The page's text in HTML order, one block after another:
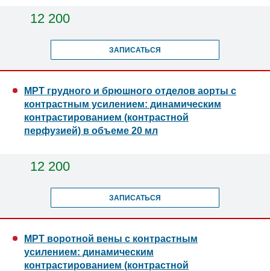
12 200
ЗАПИСАТЬСЯ
МРТ грудного и брюшного отделов аорты с
контрастным усилением: динамическим
контрастированием (контрастной
перфузией) в объеме 20 мл
12 200
ЗАПИСАТЬСЯ
МРТ воротной вены с контрастным
усилением: динамическим
контрастированием (контрастной